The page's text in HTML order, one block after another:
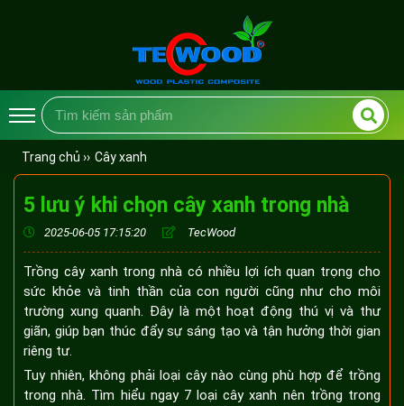
Trang chủ ›› Cây xanh
5 lưu ý khi chọn cây xanh trong nhà
2025-06-05 17:15:20 TecWood
Trồng cây xanh trong nhà có nhiều lợi ích quan trọng cho
sức khỏe và tinh thần của con người cũng như cho môi
trường xung quanh. Đây là một hoạt động thú vị và thư
giãn, giúp bạn thúc đẩy sự sáng tạo và tận hưởng thời gian
riêng tư.
Tuy nhiên, không phải loại cây nào cùng phù hợp để trồng
trong nhà. Tìm hiểu ngay 7 loại cây xanh nên trồng trong